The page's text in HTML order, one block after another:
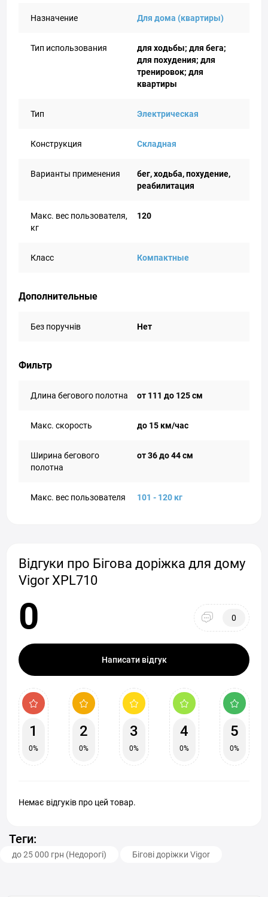
Назначение Для дома (квартиры)
Тип использования
для ходьбы; для бега;
для похудения; для
тренировок; для
квартиры
Тип Электрическая
Конструкция Складная
Варианты применения
бег, ходьба, похудение,
реабилитация
Макс. вес пользователя,
кг
120
Класс Компактные
Дополнительные
Без поручнів Нет
Фильтр
Длина бегового полотна от 111 до 125 см
Макс. скорость до 15 км/час
Ширина бегового
полотна
от 36 до 44 см
Макс. вес пользователя 101 - 120 кг
Відгуки про Бігова доріжка для дому
Vigor XPL710
0 0
Написати відгук
1
0%
2
0%
3
0%
4
0%
5
0%
Немає відгуків про цей товар.
Теги:
до 25 000 грн (Недорогі) Бігові доріжки Vigor